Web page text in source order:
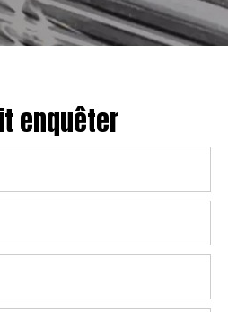
enquêter